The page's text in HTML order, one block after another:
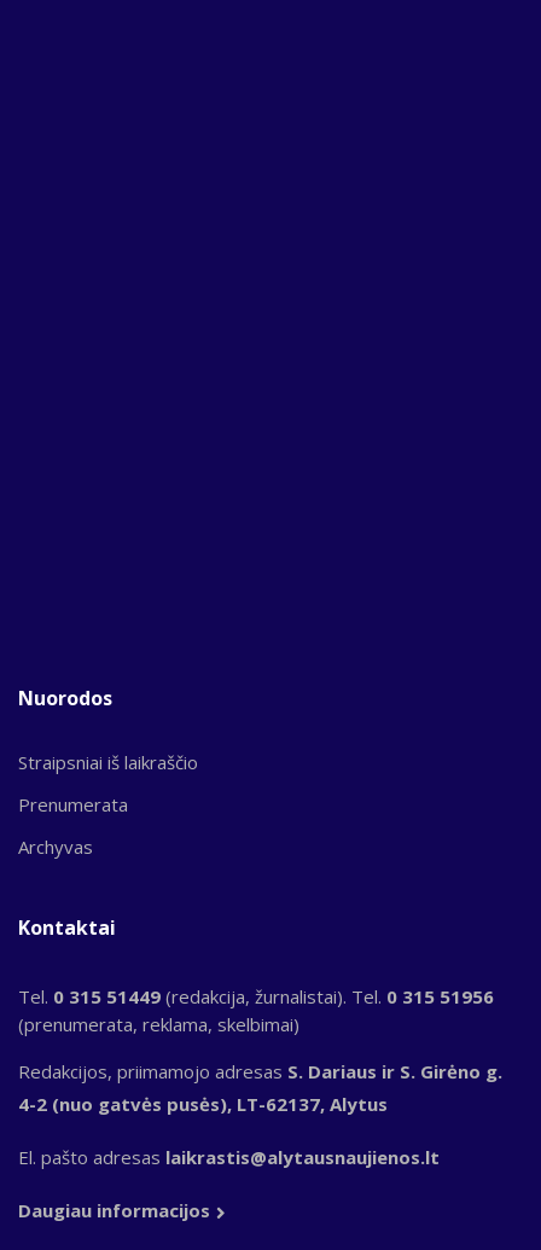
Nuorodos
Straipsniai iš laikraščio
Prenumerata
Archyvas
Kontaktai
Tel. 0 315 51449 (redakcija, žurnalistai). Tel. 0 315 51956
(prenumerata, reklama, skelbimai)
Redakcijos, priimamojo adresas S. Dariaus ir S. Girėno g.
4-2 (nuo gatvės pusės), LT-62137, Alytus
El. pašto adresas laikrastis@alytausnaujienos.lt
Daugiau informacijos